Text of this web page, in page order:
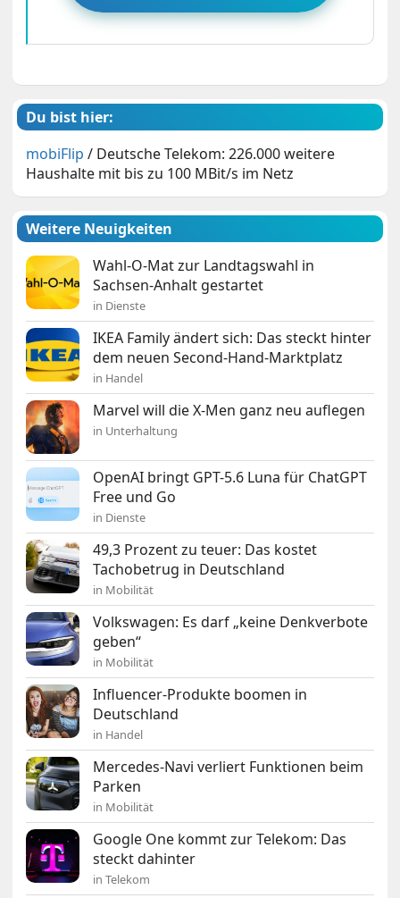
Du bist hier:
mobiFlip / Deutsche Telekom: 226.000 weitere
Haushalte mit bis zu 100 MBit/s im Netz
Weitere Neuigkeiten
Wahl-O-Mat zur Landtagswahl in
Sachsen-Anhalt gestartet
in Dienste
IKEA Family ändert sich: Das steckt hinter
dem neuen Second-Hand-Marktplatz
in Handel
Marvel will die X-Men ganz neu auflegen
in Unterhaltung
OpenAI bringt GPT-5.6 Luna für ChatGPT
Free und Go
in Dienste
49,3 Prozent zu teuer: Das kostet
Tachobetrug in Deutschland
in Mobilität
Volkswagen: Es darf „keine Denkverbote
geben“
in Mobilität
Influencer-Produkte boomen in
Deutschland
in Handel
Mercedes-Navi verliert Funktionen beim
Parken
in Mobilität
Google One kommt zur Telekom: Das
steckt dahinter
in Telekom